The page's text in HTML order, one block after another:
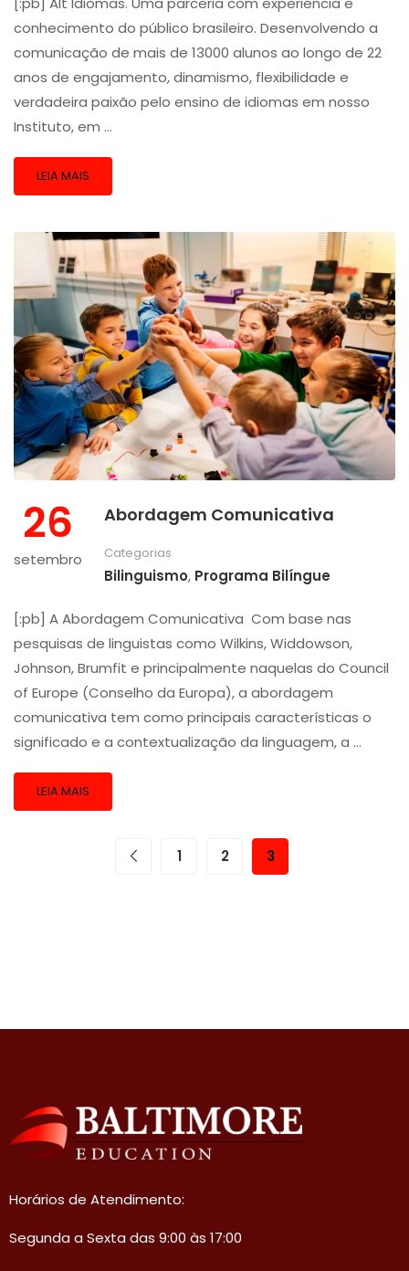
conhecimento do público brasileiro. Desenvolvendo a
comunicação de mais de 13000 alunos ao longo de 22
anos de engajamento, dinamismo, flexibilidade e
verdadeira paixão pelo ensino de idiomas em nosso
Instituto, em …
LEIA MAIS
26
setembro
Abordagem Comunicativa
Categorias
Bilinguismo, Programa Bilíngue
[:pb] A Abordagem Comunicativa Com base nas
pesquisas de linguistas como Wilkins, Widdowson,
Johnson, Brumfit e principalmente naquelas do Council
of Europe (Conselho da Europa), a abordagem
comunicativa tem como principais características o
significado e a contextualização da linguagem, a …
LEIA MAIS
1 2 3
Horários de Atendimento:
Segunda a Sexta das 9:00 às 17:00